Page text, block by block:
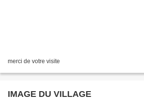
merci de votre visite
IMAGE DU VILLAGE